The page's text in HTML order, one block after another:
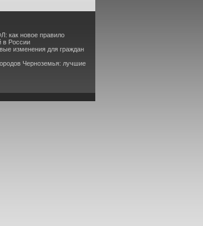
как новое правило
в России
изменения для граждан
Черноземья: лучшие